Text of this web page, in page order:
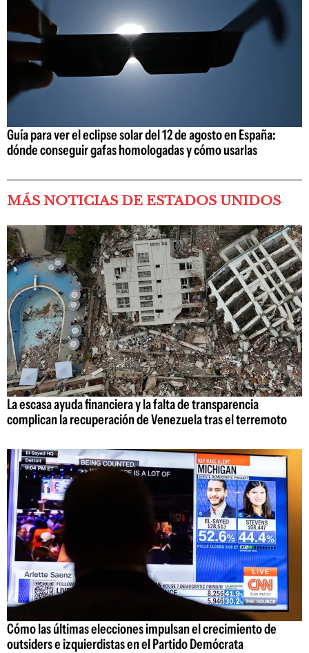
Guía para ver el eclipse solar del 12 de agosto en España:
dónde conseguir gafas homologadas y cómo usarlas
MÁS NOTICIAS DE ESTADOS UNIDOS
La escasa ayuda financiera y la falta de transparencia
complican la recuperación de Venezuela tras el terremoto
Cómo las últimas elecciones impulsan el crecimiento de
outsiders e izquierdistas en el Partido Demócrata